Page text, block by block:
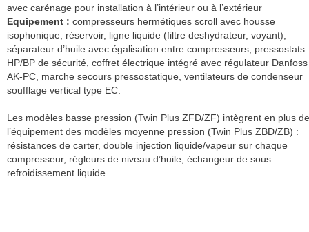
avec carénage pour installation à l’intérieur ou à l’extérieur
Equipement : compresseurs hermétiques scroll avec housse
isophonique, réservoir, ligne liquide (filtre deshydrateur, voyant),
séparateur d’huile avec égalisation entre compresseurs, pressostats
HP/BP de sécurité, coffret électrique intégré avec régulateur Danfoss
AK-PC, marche secours pressostatique, ventilateurs de condenseur
soufflage vertical type EC.
Les modèles basse pression (Twin Plus ZFD/ZF) intègrent en plus de
l’équipement des modèles moyenne pression (Twin Plus ZBD/ZB) :
résistances de carter, double injection liquide/vapeur sur chaque
compresseur, régleurs de niveau d’huile, échangeur de sous
refroidissement liquide.